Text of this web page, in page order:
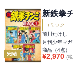
完結
新鉄拳
コミック
前川たけし
月刊少年マガ
商品（4点）
¥2,970 (